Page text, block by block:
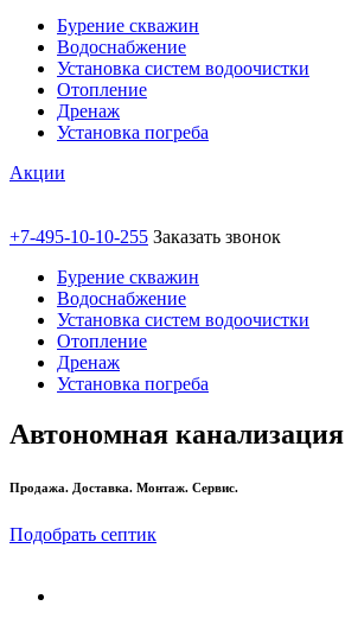
Бурение скважин
Водоснабжение
Установка систем водоочистки
Отопление
Дренаж
Установка погреба
Акции
+7-495-10-10-255 Заказать звонок
Бурение скважин
Водоснабжение
Установка систем водоочистки
Отопление
Дренаж
Установка погреба
Автономная канализация
Продажа. Доставка. Монтаж. Сервис.
Подобрать септик